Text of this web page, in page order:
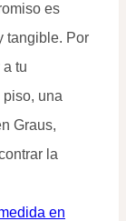
es
tangible. Por
tu
una
Graus,
la
en